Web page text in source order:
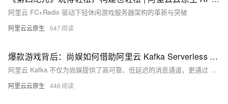
阿里云 FC+Redis 驱动下轻休闲游戏服务器架构的革新与突破
阿里云云原生 647
爆款游戏背后：尚娱如何借助阿里云 Kafka Serverless 轻松驾驭“潮汐流量”？
阿里云 Kafka 不仅为尚娱提供了高可靠、低延迟的消息通道，更通过 Serverless 弹性架构实现了资源利用率和成本效益的双重优化，助力尚娱在快速迭代的游戏市场中实现敏捷运营、稳定交付与可持续增长。
阿里云云原生 446